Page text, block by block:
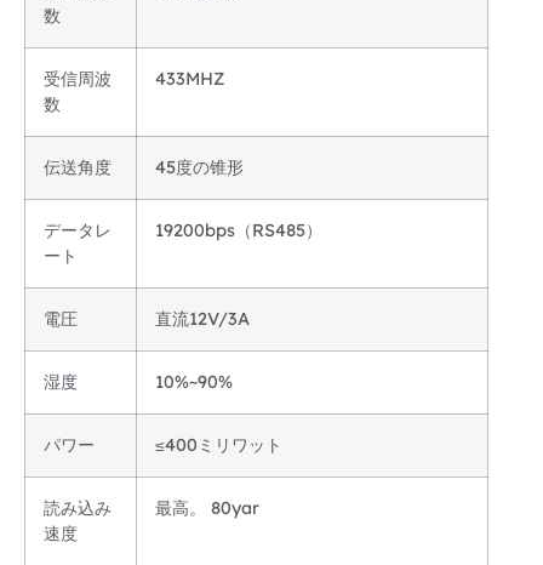
数
受信周波
数
433MHZ
伝送角度 45度の锥形
データレ
ート
19200bps（RS485）
電圧 直流12V/3A
湿度 10%~90%
パワー ≤400ミリワット
読み込み
速度
最高。 80yar